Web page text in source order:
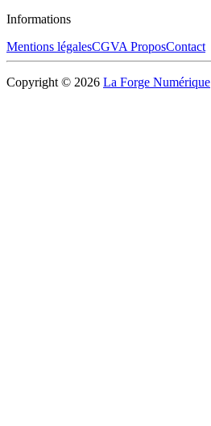
Informations
Mentions légalesCGVA ProposContact
Copyright © 2026 La Forge Numérique